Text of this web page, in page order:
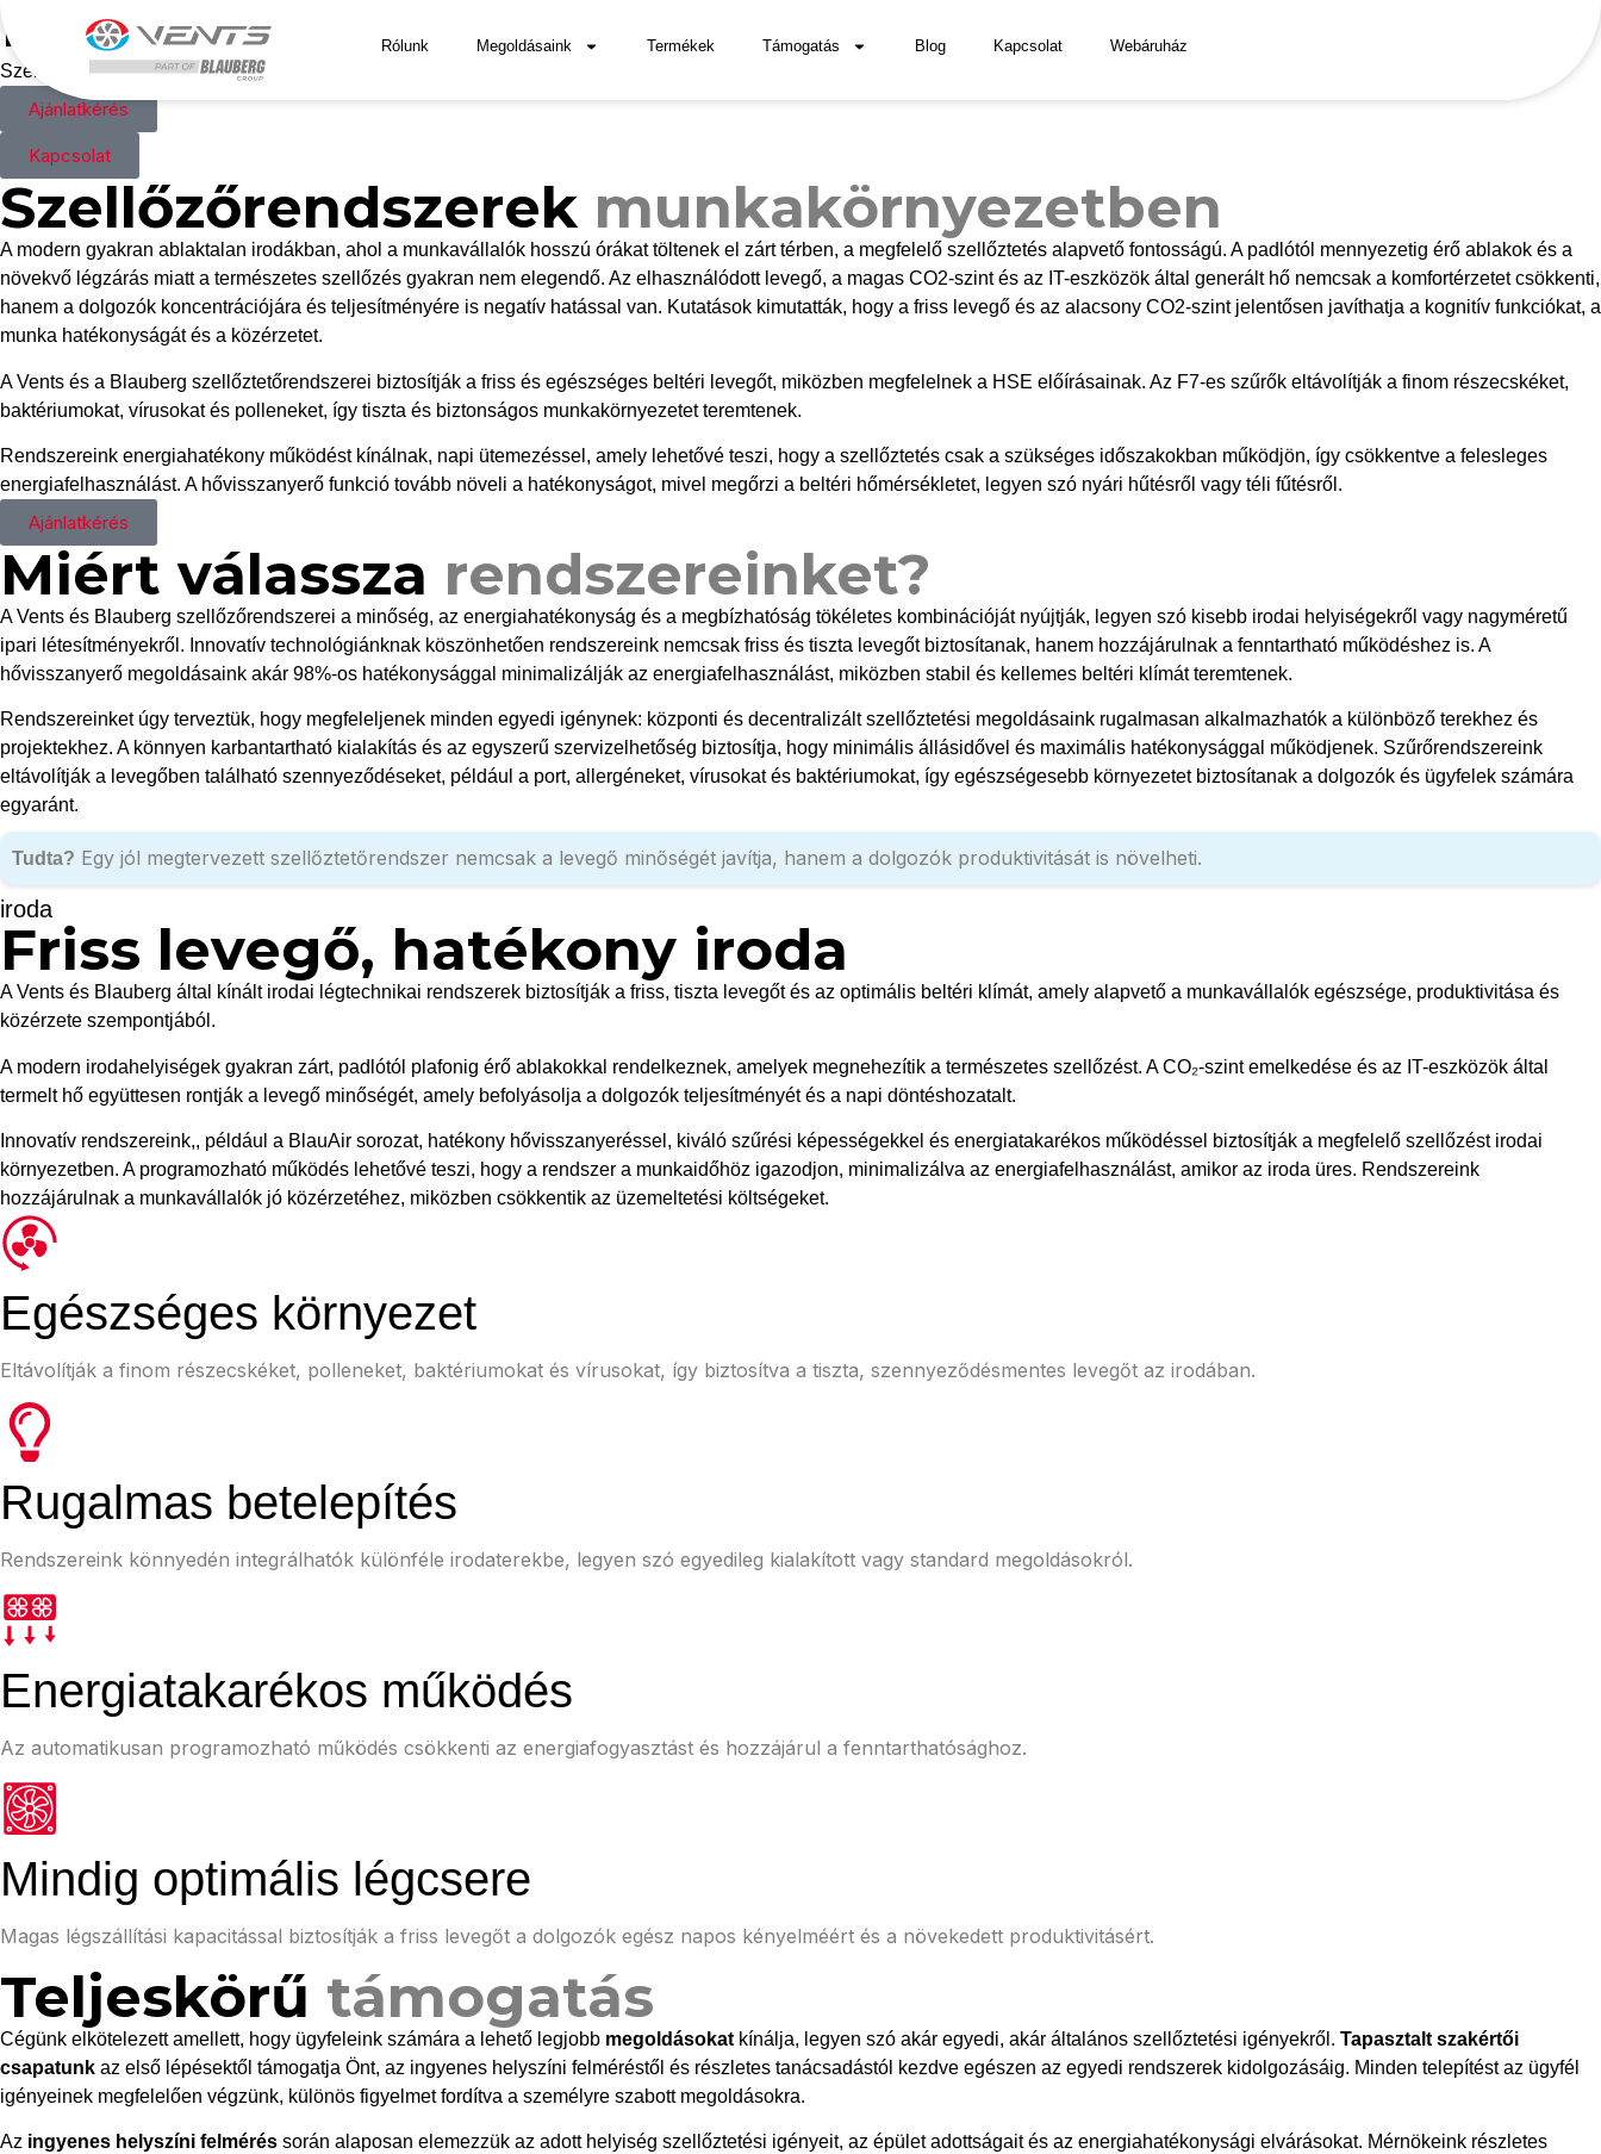
Rólunk Megoldásaink Termékek Támogatás Blog Kapcsolat Webáruház
Irodai szellőzőrendszerek
Szellőzőrendszereink egészséges munkakörnyezetet teremtenek, amely növeli a munkavállalók produktivitását, elégedettségét és biztonságát.
Ajánlatkérés
Kapcsolat
Szellőzőrendszerek munkakörnyezetben
A modern gyakran ablaktalan irodákban, ahol a munkavállalók hosszú órákat töltenek el zárt térben, a megfelelő szellőztetés alapvető fontosságú. A padlótól mennyezetig érő ablakok és a
növekvő légzárás miatt a természetes szellőzés gyakran nem elegendő. Az elhasználódott levegő, a magas CO2-szint és az IT-eszközök által generált hő nemcsak a komfortérzetet csökkenti,
hanem a dolgozók koncentrációjára és teljesítményére is negatív hatással van. Kutatások kimutatták, hogy a friss levegő és az alacsony CO2-szint jelentősen javíthatja a kognitív funkciókat, a
munka hatékonyságát és a közérzetet.
A Vents és a Blauberg szellőztetőrendszerei biztosítják a friss és egészséges beltéri levegőt, miközben megfelelnek a HSE előírásainak. Az F7-es szűrők eltávolítják a finom részecskéket,
baktériumokat, vírusokat és polleneket, így tiszta és biztonságos munkakörnyezetet teremtenek.
Rendszereink energiahatékony működést kínálnak, napi ütemezéssel, amely lehetővé teszi, hogy a szellőztetés csak a szükséges időszakokban működjön, így csökkentve a felesleges
energiafelhasználást. A hővisszanyerő funkció tovább növeli a hatékonyságot, mivel megőrzi a beltéri hőmérsékletet, legyen szó nyári hűtésről vagy téli fűtésről.
Ajánlatkérés
Miért válassza rendszereinket?
A Vents és Blauberg szellőzőrendszerei a minőség, az energiahatékonyság és a megbízhatóság tökéletes kombinációját nyújtják, legyen szó kisebb irodai helyiségekről vagy nagyméretű
ipari létesítményekről. Innovatív technológiánknak köszönhetően rendszereink nemcsak friss és tiszta levegőt biztosítanak, hanem hozzájárulnak a fenntartható működéshez is. A
hővisszanyerő megoldásaink akár 98%-os hatékonysággal minimalizálják az energiafelhasználást, miközben stabil és kellemes beltéri klímát teremtenek.
Rendszereinket úgy terveztük, hogy megfeleljenek minden egyedi igénynek: központi és decentralizált szellőztetési megoldásaink rugalmasan alkalmazhatók a különböző terekhez és
projektekhez. A könnyen karbantartható kialakítás és az egyszerű szervizelhetőség biztosítja, hogy minimális állásidővel és maximális hatékonysággal működjenek. Szűrőrendszereink
eltávolítják a levegőben található szennyeződéseket, például a port, allergéneket, vírusokat és baktériumokat, így egészségesebb környezetet biztosítanak a dolgozók és ügyfelek számára
egyaránt.
Tudta? Egy jól megtervezett szellőztetőrendszer nemcsak a levegő minőségét javítja, hanem a dolgozók produktivitását is növelheti.
iroda
Friss levegő, hatékony iroda
A Vents és Blauberg által kínált irodai légtechnikai rendszerek biztosítják a friss, tiszta levegőt és az optimális beltéri klímát, amely alapvető a munkavállalók egészsége, produktivitása és
közérzete szempontjából.
A modern irodahelyiségek gyakran zárt, padlótól plafonig érő ablakokkal rendelkeznek, amelyek megnehezítik a természetes szellőzést. A CO₂-szint emelkedése és az IT-eszközök által
termelt hő együttesen rontják a levegő minőségét, amely befolyásolja a dolgozók teljesítményét és a napi döntéshozatalt.
Innovatív rendszereink,, például a BlauAir sorozat, hatékony hővisszanyeréssel, kiváló szűrési képességekkel és energiatakarékos működéssel biztosítják a megfelelő szellőzést irodai
környezetben. A programozható működés lehetővé teszi, hogy a rendszer a munkaidőhöz igazodjon, minimalizálva az energiafelhasználást, amikor az iroda üres. Rendszereink
hozzájárulnak a munkavállalók jó közérzetéhez, miközben csökkentik az üzemeltetési költségeket.
Egészséges környezet
Eltávolítják a finom részecskéket, polleneket, baktériumokat és vírusokat, így biztosítva a tiszta, szennyeződésmentes levegőt az irodában.
Rugalmas betelepítés
Rendszereink könnyedén integrálhatók különféle irodaterekbe, legyen szó egyedileg kialakított vagy standard megoldásokról.
Energiatakarékos működés
Az automatikusan programozható működés csökkenti az energiafogyasztást és hozzájárul a fenntarthatósághoz.
Mindig optimális légcsere
Magas légszállítási kapacitással biztosítják a friss levegőt a dolgozók egész napos kényelméért és a növekedett produktivitásért.
Teljeskörű támogatás
Cégünk elkötelezett amellett, hogy ügyfeleink számára a lehető legjobb megoldásokat kínálja, legyen szó akár egyedi, akár általános szellőztetési igényekről. Tapasztalt szakértői
csapatunk az első lépésektől támogatja Önt, az ingyenes helyszíni felméréstől és részletes tanácsadástól kezdve egészen az egyedi rendszerek kidolgozásáig. Minden telepítést az ügyfél
igényeinek megfelelően végzünk, különös figyelmet fordítva a személyre szabott megoldásokra.
Az ingyenes helyszíni felmérés során alaposan elemezzük az adott helyiség szellőztetési igényeit, az épület adottságait és az energiahatékonysági elvárásokat. Mérnökeink részletes